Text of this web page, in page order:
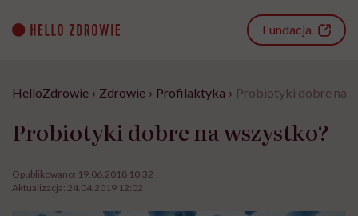
content
Fundacja
HelloZdrowie › Zdrowie › Profilaktyka › Probiotyki dobre na
Probiotyki dobre na wszystko?
Opublikowano: 19.06.2018 10:32
Aktualizacja: 24.04.2019 12:02